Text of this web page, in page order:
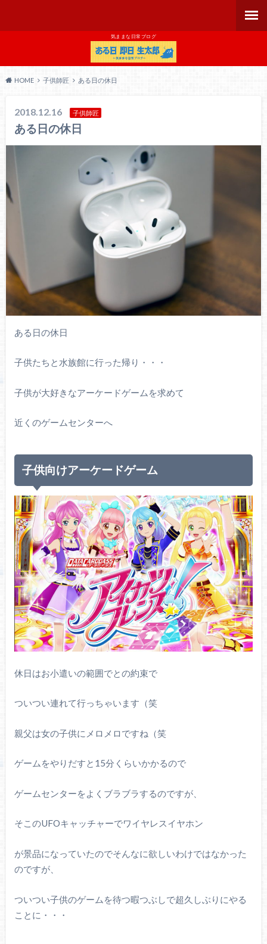
気ままな日常ブログ
HOME 子供師匠 ある日の休日
2018.12.16 子供師匠
ある日の休日
ある日の休日
子供たちと水族館に行った帰り・・・
子供が大好きなアーケードゲームを求めて
近くのゲームセンターへ
子供向けアーケードゲーム
休日はお小遣いの範囲でとの約束で
ついつい連れて行っちゃいます（笑
親父は女の子供にメロメロですね（笑
ゲームをやりだすと15分くらいかかるので
ゲームセンターをよくブラブラするのですが、
そこのUFOキャッチャーでワイヤレスイヤホン
が景品になっていたのでそんなに欲しいわけではなかった
のですが、
ついつい子供のゲームを待つ暇つぶしで超久しぶりにやる
ことに・・・